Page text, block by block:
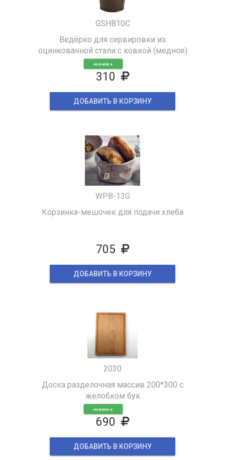
GSHB10C
Ведёрко для сервировки из
оцинкованной стали с ковкой (медное)
НОВИНКА
310
ДОБАВИТЬ В КОРЗИНУ
WPB-13G
Корзинка-мешочек для подачи хлеба
705
ДОБАВИТЬ В КОРЗИНУ
2030
Доска разделочная массив 200*300 с
желобком бук
НОВИНКА
690
ДОБАВИТЬ В КОРЗИНУ